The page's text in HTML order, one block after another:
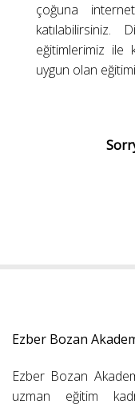
çoğuna
eğitimlerimiz ile
uygun olan
Ezber Bozan
Ezber Bozan
uzman eğitim